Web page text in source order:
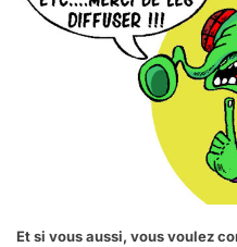
Et si vous aussi, vous voulez